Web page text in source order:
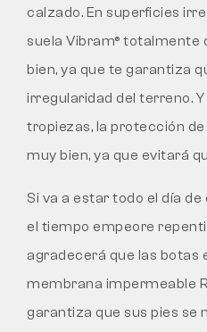
calzado. En superficies
suela Vibram® totalmente
bien, ya que te garantiza
irregularidad del terreno.
tropiezas, la protección
muy bien, ya que evitará
Si va a estar todo el día
el tiempo empeore
agradecerá que las botas
membrana impermeable
garantiza que sus pies se